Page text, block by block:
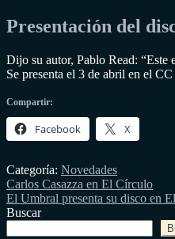
Presentación del
Dijo su autor, Pablo Read: “Este
Se presenta el 3 de abril en el
Compartir:
Facebook X
Categoría: Novedades
Navegación
de
Entrada
anterior:
Carlos Casazza en El Círculo
Siguiente
entrada:
El Umbral presenta su disco en
Buscar